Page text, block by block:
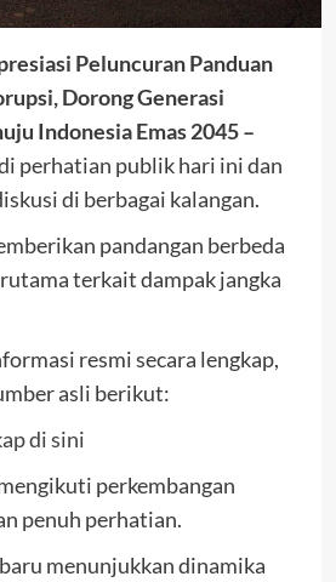
Peluncuran Panduan
Dorong Generasi
Indonesia Emas 2045 –
perhatian publik hari ini dan
di berbagai kalangan.
pandangan berbeda
terkait dampak jangka
resmi secara lengkap,
asli berikut:
di sini
perkembangan
penuh perhatian.
menunjukkan dinamika